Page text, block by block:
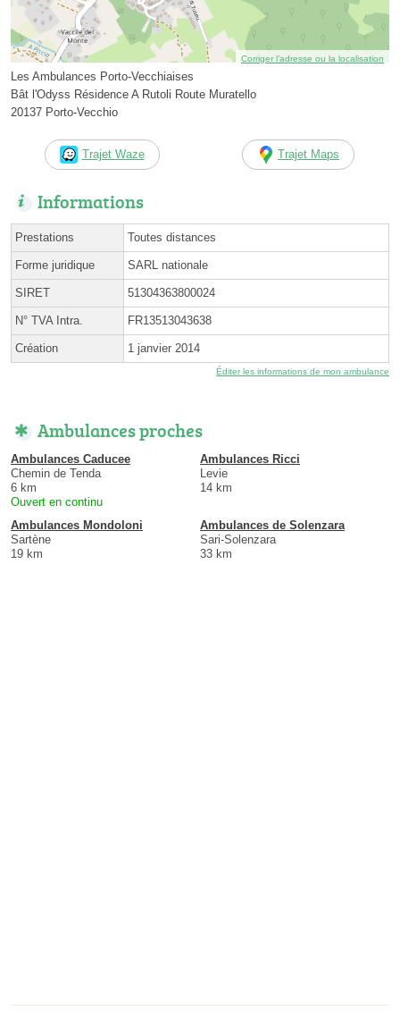
Corriger l’adresse ou la localisation
Les Ambulances Porto-Vecchiaises
Bât l'Odyss Résidence A Rutoli Route Muratello
20137 Porto-Vecchio
Trajet Waze Trajet Maps
Informations
Prestations Toutes distances
Forme juridique SARL nationale
SIRET 51304363800024
N° TVA Intra. FR13513043638
Création 1 janvier 2014
Éditer les informations de mon ambulance
Ambulances proches
Ambulances Caducee
Chemin de Tenda
6 km
Ouvert en continu
Ambulances Ricci
Levie
14 km
Ambulances Mondoloni
Sartène
19 km
Ambulances de Solenzara
Sari-Solenzara
33 km